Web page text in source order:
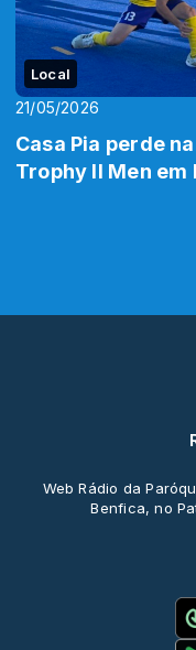
Local
21/05/2026
Casa Pia perde
Trophy II Men em
Web Rádio da
Benfica, no